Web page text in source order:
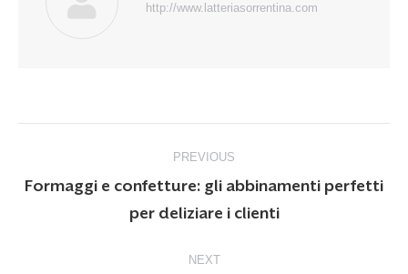
http://www.latteriasorrentina.com
navigation
PREVIOUS
Previous
post:
Formaggi e confetture: gli abbinamenti perfetti
per deliziare i clienti
NEXT